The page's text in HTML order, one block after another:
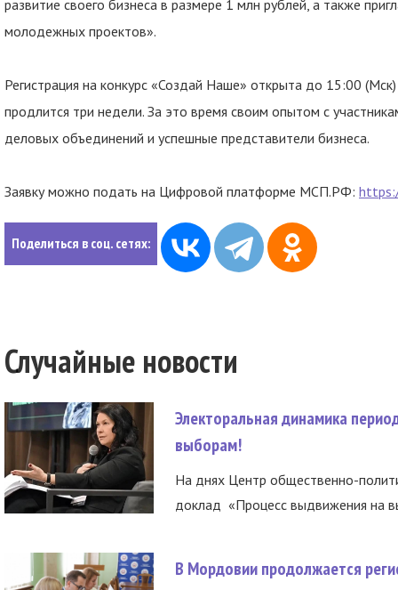
развитие своего бизнеса в размере 1 млн рублей, а также
молодежных проектов».
Регистрация на конкурс «Создай Наше» открыта до 15:00
продлится три недели. За это время своим опытом с
деловых объединений и успешные представители бизнеса.
Заявку можно подать на Цифровой платформе МСП.РФ:
Поделиться в соц. сетях:
Случайные новости
Электоральная динамика
выборам!
На днях Центр общественно-
доклад «Процесс выдвижения на
В Мордовии продолжается